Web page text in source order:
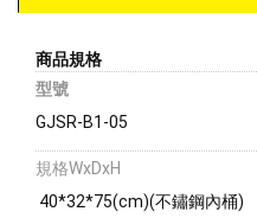
商品規格
型號
GJSR-B1-05
規格WxDxH
40*32*75(cm)(不鏽鋼內桶)